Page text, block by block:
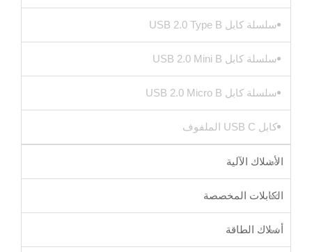
سلسلة كابل USB 2.0 Type B
سلسلة كابل USB 2.0 Mini B
سلسلة كابل USB 2.0 Micro B
كابل USB C الملفوف
الأسلاك الآلية
الكابلات المخصصة
أسلاك الطاقة